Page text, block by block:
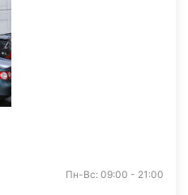
Пн-Вс: 09:00 - 21:00